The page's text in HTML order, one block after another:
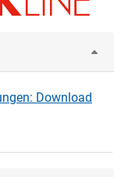
Download